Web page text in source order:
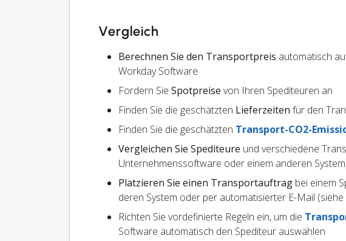
Vergleich
Berechnen Sie den Transportpreis automatisch
Workday Software
Fordern Sie Spotpreise von Ihren Spediteuren an
Finden Sie die geschätzten Lieferzeiten für den
Finden Sie die geschätzten Transport-CO2-
Vergleichen Sie Spediteure und verschiedene
Unternehmenssoftware oder einem anderen
Platzieren Sie einen Transportauftrag bei einem
deren System oder per automatisierter E-Mail (siehe
Richten Sie vordefinierte Regeln ein, um die
Software automatisch den Spediteur auswählen